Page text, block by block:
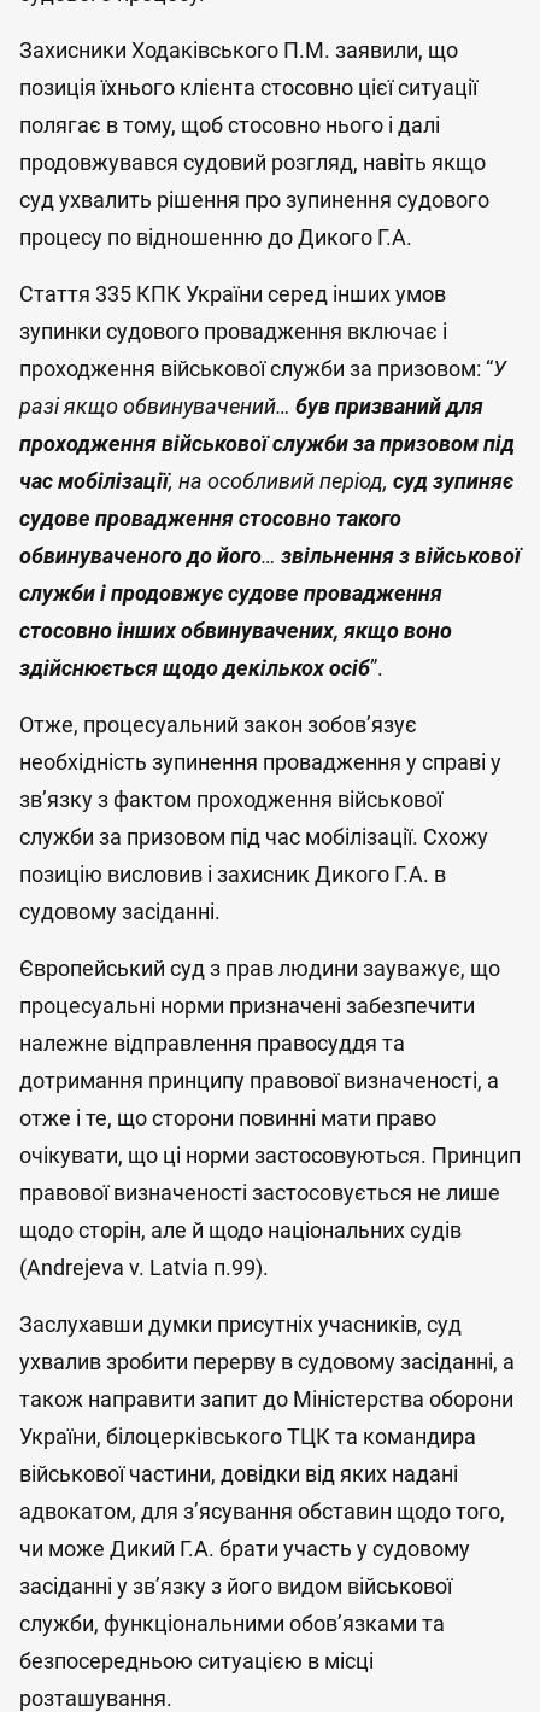
Захисники Ходаківського П.М. заявили, що
позиція їхнього клієнта стосовно цієї ситуації
полягає в тому, щоб стосовно нього і далі
продовжувався судовий розгляд, навіть якщо
суд ухвалить рішення про зупинення судового
процесу по відношенню до Дикого Г.А.
Стаття 335 КПК України серед інших умов
зупинки судового провадження включає і
проходження військової служби за призовом: “У
разі якщо обвинувачений… був призваний для
проходження військової служби за призовом під
час мобілізації, на особливий період, суд зупиняє
судове провадження стосовно такого
обвинуваченого до його… звільнення з військової
служби і продовжує судове провадження
стосовно інших обвинувачених, якщо воно
здійснюється щодо декількох осіб”.
Отже, процесуальний закон зобов’язує
необхідність зупинення провадження у справі у
зв’язку з фактом проходження військової
служби за призовом під час мобілізації. Схожу
позицію висловив і захисник Дикого Г.А. в
судовому засіданні.
Європейський суд з прав людини зауважує, що
процесуальні норми призначені забезпечити
належне відправлення правосуддя та
дотримання принципу правової визначеності, а
отже і те, що сторони повинні мати право
очікувати, що ці норми застосовуються. Принцип
правової визначеності застосовується не лише
щодо сторін, але й щодо національних судів
(Andrejeva v. Latvia п.99).
Заслухавши думки присутніх учасників, суд
ухвалив зробити перерву в судовому засіданні, а
також направити запит до Міністерства оборони
України, білоцерківського ТЦК та командира
військової частини, довідки від яких надані
адвокатом, для з’ясування обставин щодо того,
чи може Дикий Г.А. брати участь у судовому
засіданні у зв’язку з його видом військової
служби, функціональними обов’язками та
безпосередньою ситуацією в місці
розташування.